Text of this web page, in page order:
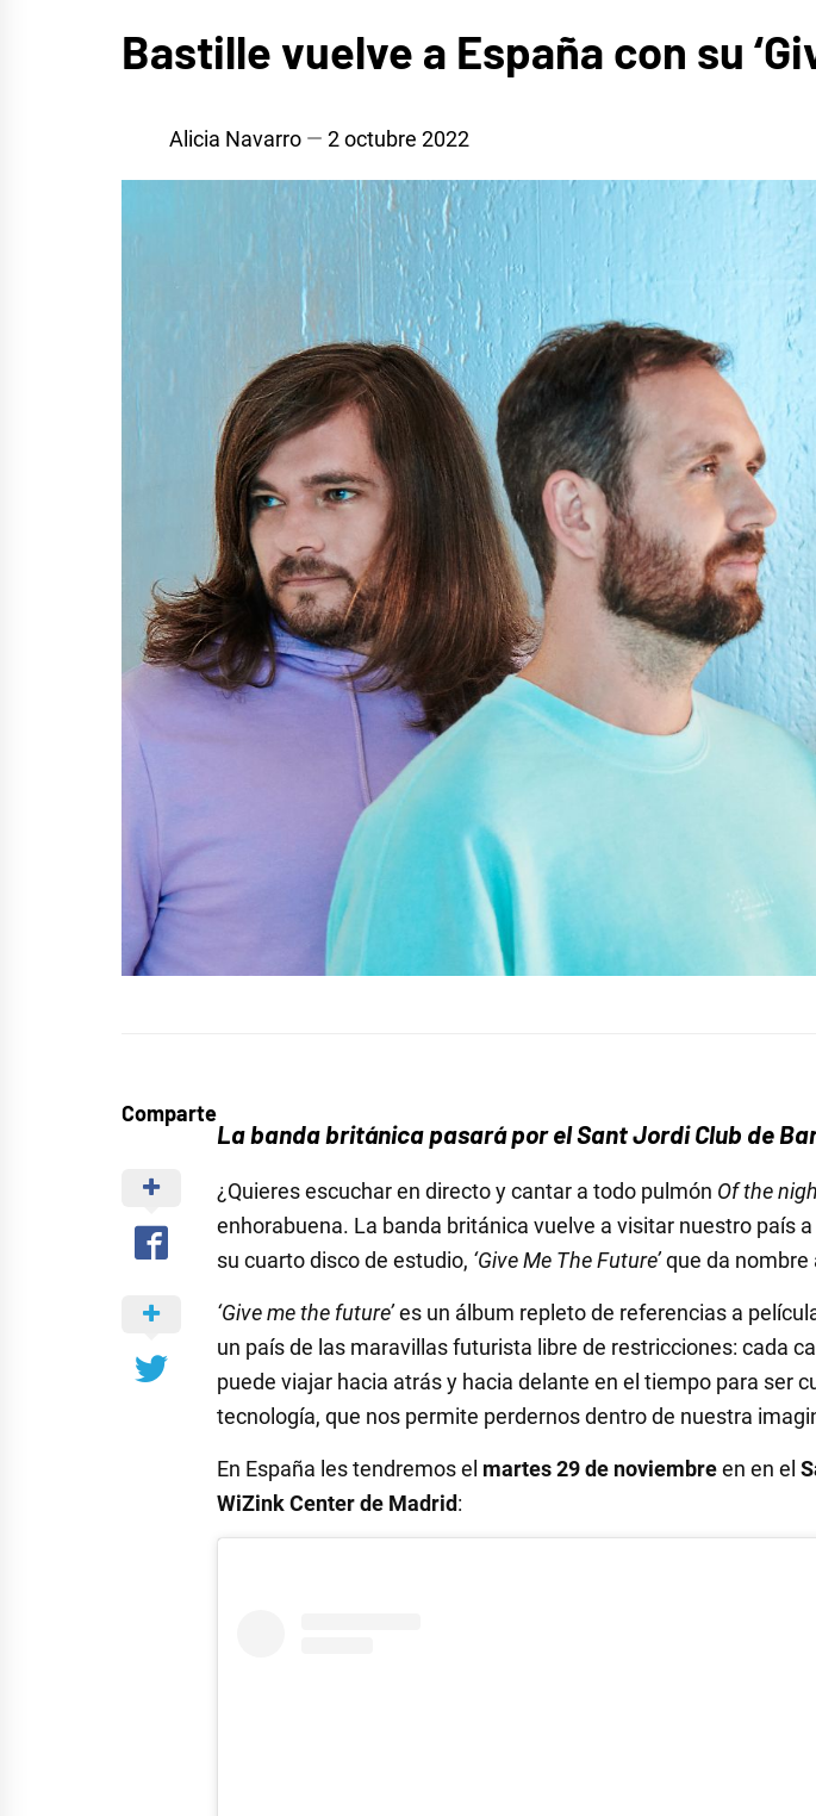
Bastille vuelve a España con su
Alicia Navarro 2 octubre 2022
Comparte
La banda británica pasará por el Sant Jordi Club de
¿Quieres escuchar en directo y cantar a todo pulmón Of the
enhorabuena. La banda británica vuelve a visitar nuestro país
su cuarto disco de estudio, ‘Give Me The Future’que da nombre
‘Give me the future’es un álbum repleto de referencias a
un país de las maravillas futurista libre de restricciones: cada
puede viajar hacia atrás y hacia delante en el tiempo para ser
tecnología, que nos permite perdernos dentro de nuestra
En España les tendremos el martes 29 de noviembreen en el
WiZink Center de Madrid: